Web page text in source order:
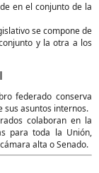
en el conjunto de la
se compone de
y la otra a los
federado conserva
sus asuntos internos.
colaboran en la
para toda la Unión,
alta o Senado.